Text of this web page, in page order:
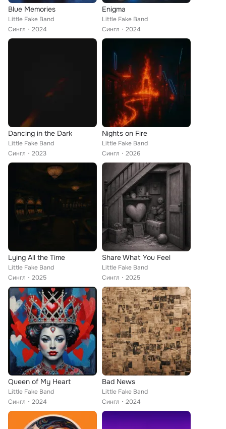
Blue Memories
Little Fake Band
Сингл
2024
Enigma
Little Fake Band
Сингл
2024
Dancing in the Dark
Little Fake Band
Сингл
2023
Nights on Fire
Little Fake Band
Сингл
2026
Lying All the Time
Little Fake Band
Сингл
2025
Share What You Feel
Little Fake Band
Сингл
2025
Queen of My Heart
Little Fake Band
Сингл
2024
Bad News
Little Fake Band
Сингл
2024